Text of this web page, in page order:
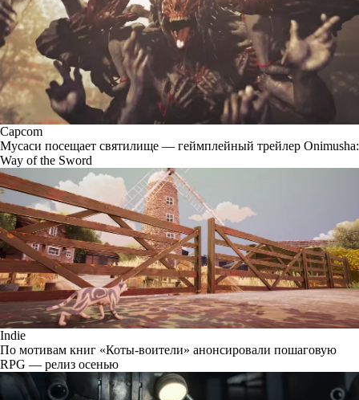
Capcom
Мусаси посещает святилище — геймплейный трейлер Onimusha:
Way of the Sword
Indie
По мотивам книг «Коты-воители» анонсировали пошаговую
RPG — релиз осенью